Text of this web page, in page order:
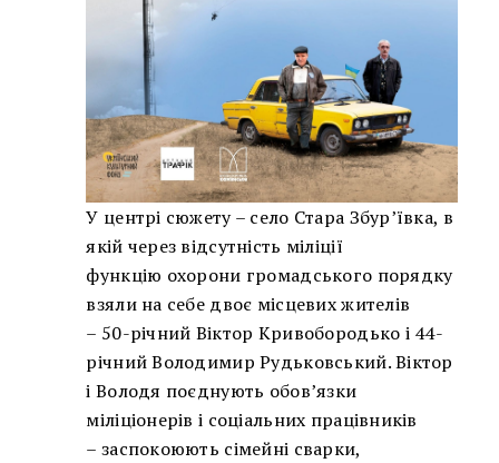
У центрі сюжету – село Стара Збур’ївка, в
якій через відсутність міліції
функцію охорони громадського порядку
взяли на себе двоє місцевих жителів
– 50-річний Віктор Кривобородько і 44-
річний Володимир Рудьковський. Віктор
і Володя поєднують обов’язки
міліціонерів і соціальних працівників
– заспокоюють сімейні сварки,